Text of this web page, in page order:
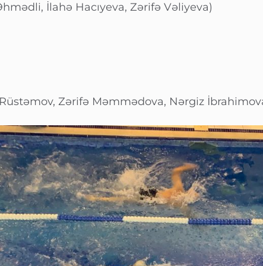
İlahə Hacıyeva, Zərifə Vəliyeva)
Zərifə Məmmədova, Nərgiz